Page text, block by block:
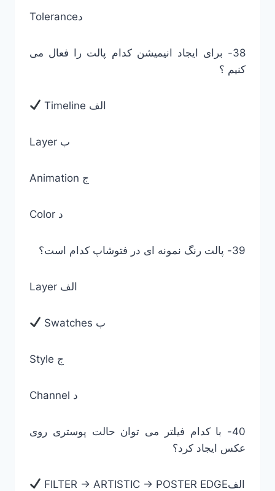
Toleranceد
38- برای ایجاد انیمیشن کدام پالت را فعال می
کنیم ؟
Timeline الف
Layer ب
Animation ج
Color د
39- پالت رنگ نمونه ای در فتوشاپ کدام است؟
Layer الف
Swatches ب
Style ج
Channel د
40- با کدام فیلتر می توان حالت پوستری روی
عکس ایجاد کرد؟
FILTER -> ARTISTIC -> POSTER EDGEالف